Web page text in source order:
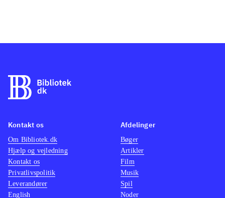
Kontakt os
Om Bibliotek.dk
Hjælp og vejledning
Kontakt os
Privatlivspolitik
Leverandører
English
Afdelinger
Bøger
Artikler
Film
Musik
Spil
Noder